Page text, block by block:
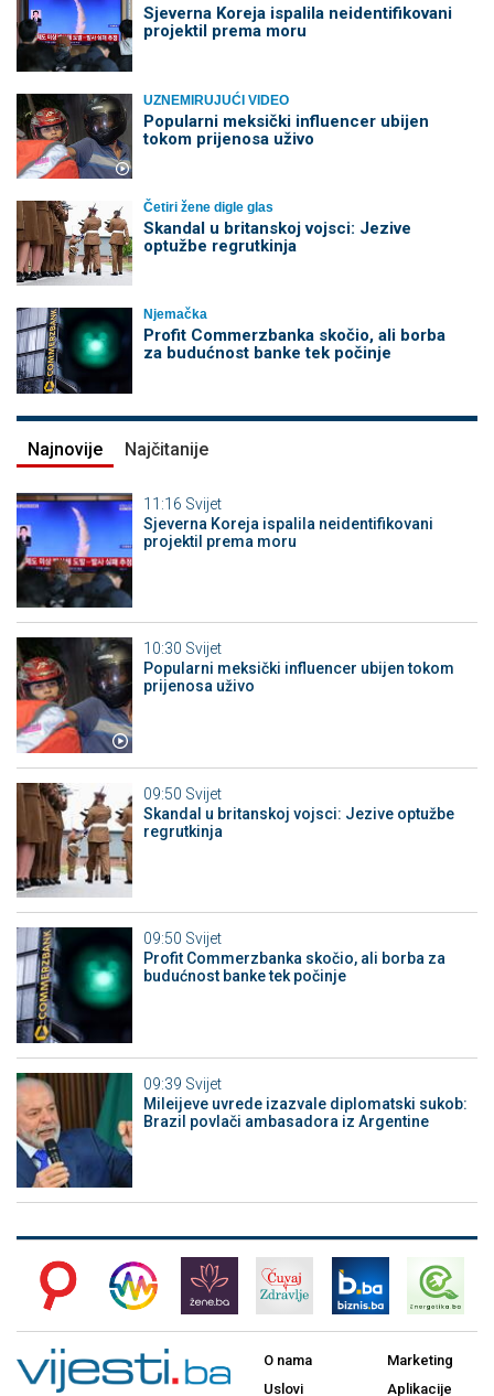
Sjeverna Koreja ispalila neidentifikovani
projektil prema moru
UZNEMIRUJUĆI VIDEO
Popularni meksički influencer ubijen
tokom prijenosa uživo
Četiri žene digle glas
Skandal u britanskoj vojsci: Jezive
optužbe regrutkinja
Njemačka
Profit Commerzbanka skočio, ali borba
za budućnost banke tek počinje
Najnovije Najčitanije
11:16 Svijet
Sjeverna Koreja ispalila neidentifikovani
projektil prema moru
10:30 Svijet
Popularni meksički influencer ubijen tokom
prijenosa uživo
09:50 Svijet
Skandal u britanskoj vojsci: Jezive optužbe
regrutkinja
09:50 Svijet
Profit Commerzbanka skočio, ali borba za
budućnost banke tek počinje
09:39 Svijet
Mileijeve uvrede izazvale diplomatski sukob:
Brazil povlači ambasadora iz Argentine
O nama
Uslovi
Marketing
Aplikacije